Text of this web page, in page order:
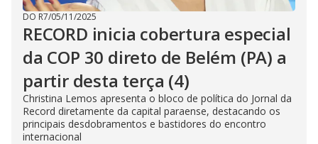
DO R7/05/11/2025
RECORD inicia cobertura especial
da COP 30 direto de Belém (PA) a
partir desta terça (4)
Christina Lemos apresenta o bloco de política do Jornal da
Record diretamente da capital paraense, destacando os
principais desdobramentos e bastidores do encontro
internacional